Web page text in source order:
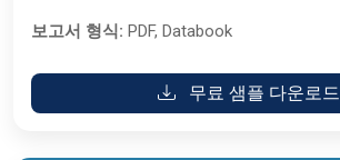
보고서 형식: PDF, Databook
무료 샘플 다운로드